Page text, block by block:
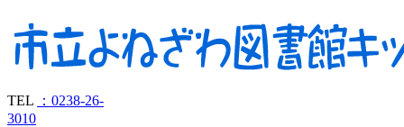
TEL
：0238-26-
3010